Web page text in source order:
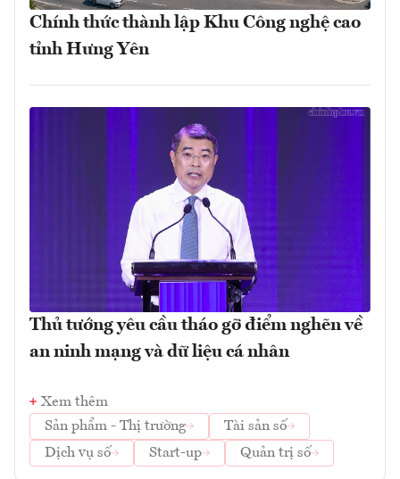
Chính thức thành lập Khu Công nghệ cao
tỉnh Hưng Yên
Thủ tướng yêu cầu tháo gỡ điểm nghẽn về
an ninh mạng và dữ liệu cá nhân
Xem thêm
Sản phẩm - Thị trường
Tài sản số
Dịch vụ số
Start-up Quản trị số